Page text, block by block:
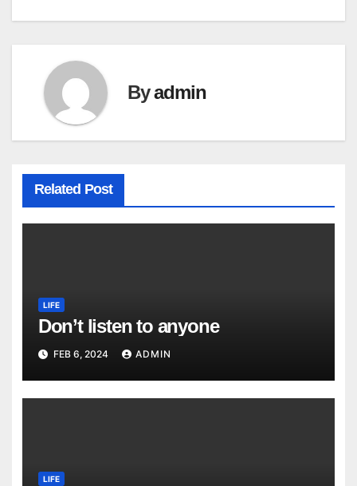
navigation
Byadmin
Related Post
LIFE
Don’t listen to anyone
FEB 6, 2024 ADMIN
LIFE